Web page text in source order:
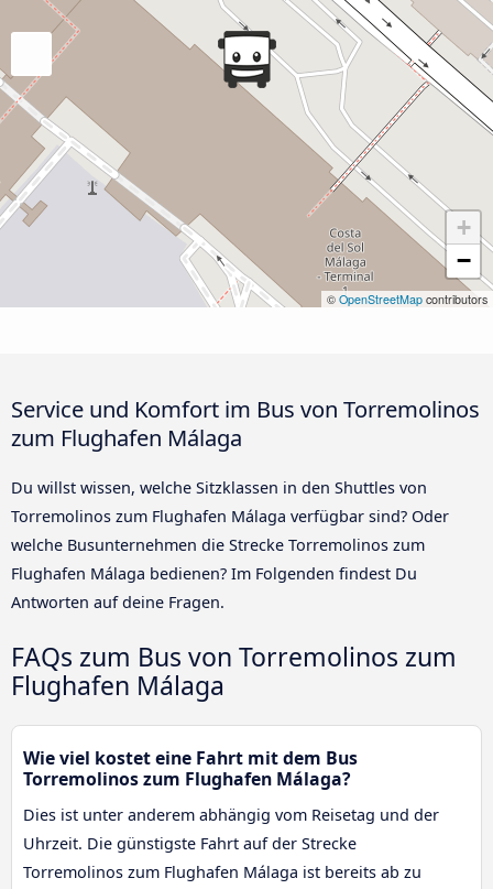
+
−
© OpenStreetMap contributors
Service und Komfort im Bus von Torremolinos
zum Flughafen Málaga
Du willst wissen, welche Sitzklassen in den Shuttles von
Torremolinos zum Flughafen Málaga verfügbar sind? Oder
welche Busunternehmen die Strecke Torremolinos zum
Flughafen Málaga bedienen? Im Folgenden findest Du
Antworten auf deine Fragen.
FAQs zum Bus von Torremolinos zum
Flughafen Málaga
Wie viel kostet eine Fahrt mit dem Bus
Torremolinos zum Flughafen Málaga?
Dies ist unter anderem abhängig vom Reisetag und der
Uhrzeit. Die günstigste Fahrt auf der Strecke
Torremolinos zum Flughafen Málaga ist bereits ab zu